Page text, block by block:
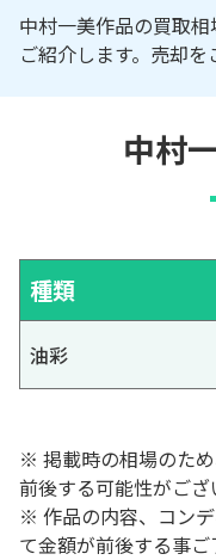
中村一美作品の買取
ご紹介します。売却を
中村
種類
油彩
※ 掲載時の相場のた
前後する可能性がござ
※ 作品の内容、コン
て金額が前後する事ご